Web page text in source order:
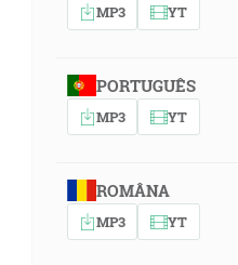
MP3 YT
PORTUGUÊS
MP3 YT
ROMÂNA
MP3 YT